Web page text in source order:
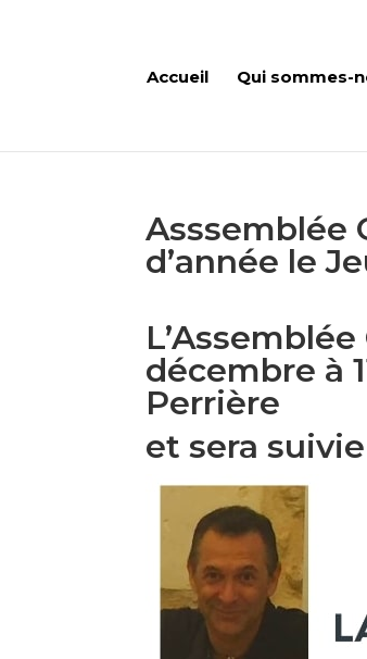
Accueil Qui sommes-
Asssemblée
d’année le
décembre à
Perrière
et sera